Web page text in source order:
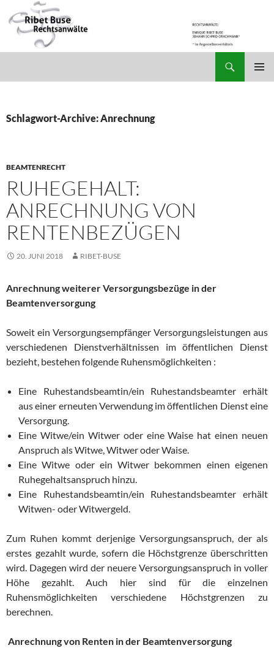
Schlagwort-Archive: Anrechnung
BEAMTENRECHT
RUHEGEHALT:
ANRECHNUNG VON
RENTENBEZÜGEN
20. JUNI 2018 RIBET-BUSE
Anrechnung weiterer Versorgungsbezüge in der
Beamtenversorgung
Soweit ein Versorgungsempfänger Versorgungsleistungen aus
verschiedenen Dienstverhältnissen im öffentlichen Dienst
bezieht, bestehen folgende Ruhensmöglichkeiten :
Eine Ruhestandsbeamtin/ein Ruhestandsbeamter erhält
aus einer erneuten Verwendung im öffentlichen Dienst eine
Versorgung.
Eine Witwe/ein Witwer oder eine Waise hat einen neuen
Anspruch als Witwe, Witwer oder Waise.
Eine Witwe oder ein Witwer bekommen einen eigenen
Ruhegehaltsanspruch hinzu.
Eine Ruhestandsbeamtin/ein Ruhestandsbeamter erhält
Witwen- oder Witwergeld.
Zum Ruhen kommt derjenige Versorgungsanspruch, der als
erstes gezahlt wurde, sofern die Höchstgrenze überschritten
wird. Dagegen wird der neuere Versorgungsanspruch in voller
Höhe gezahlt. Auch hier sind für die einzelnen
Ruhensmöglichkeiten verschiedene Höchstgrenzen zu
berechnen.
Anrechnung von Renten in der Beamtenversorgung